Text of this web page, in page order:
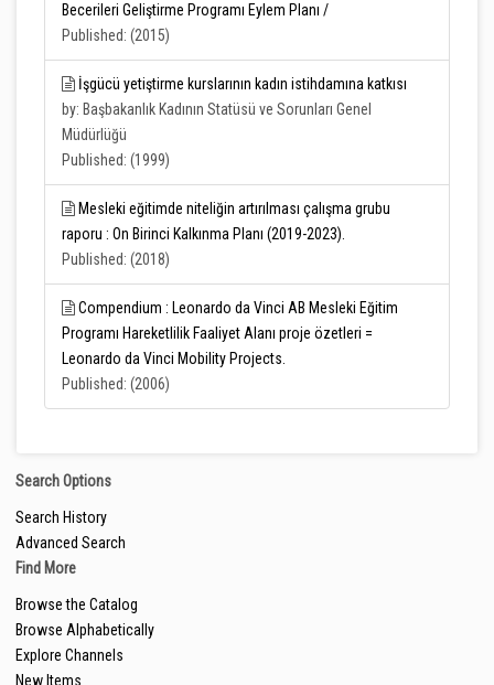
Becerileri Geliştirme Programı Eylem Planı /
Published: (2015)
İşgücü yetiştirme kurslarının kadın istihdamına katkısı
by: Başbakanlık Kadının Statüsü ve Sorunları Genel
Müdürlüğü
Published: (1999)
Mesleki eğitimde niteliğin artırılması çalışma grubu
raporu : On Birinci Kalkınma Planı (2019-2023).
Published: (2018)
Compendium : Leonardo da Vinci AB Mesleki Eğitim
Programı Hareketlilik Faaliyet Alanı proje özetleri =
Leonardo da Vinci Mobility Projects.
Published: (2006)
Search Options
Search History
Advanced Search
Find More
Browse the Catalog
Browse Alphabetically
Explore Channels
New Items